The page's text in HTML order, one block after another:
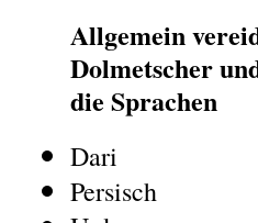
Allgemein
Dolmetscher
die Sprachen
Dari
Persisch